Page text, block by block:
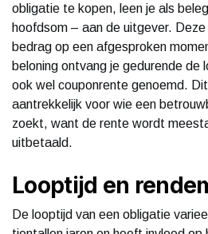
obligatie te kopen, leen je als
hoofdsom – aan de uitgever.
bedrag op een afgesproken
beloning ontvang je gedurende de
ook wel couponrente genoemd.
aantrekkelijk voor wie een
zoekt, want de rente wordt
uitbetaald.
Looptijd en
De looptijd van een obligatie